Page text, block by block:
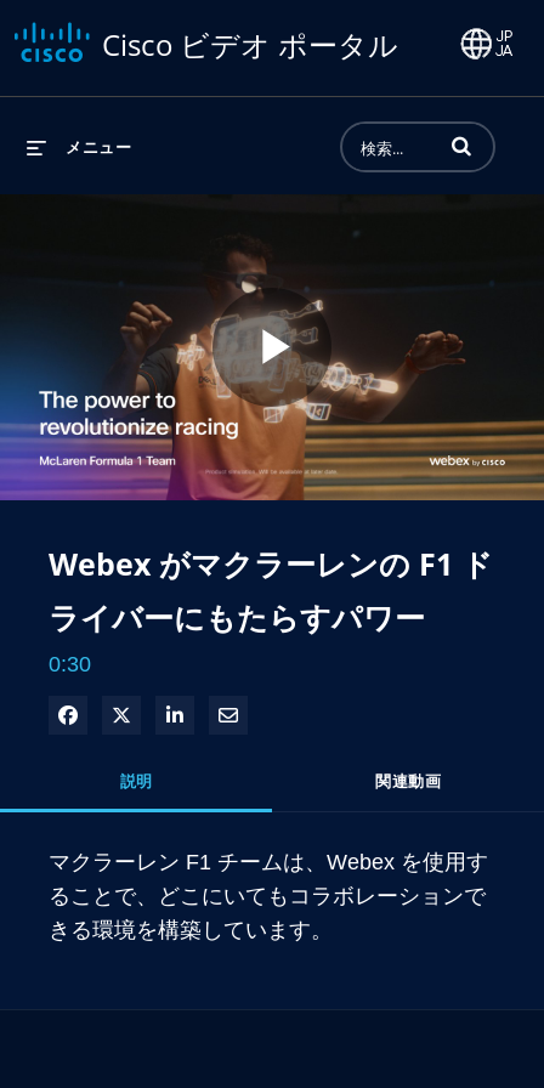
Cisco ビデオ ポータル
メニュー 動画の検索語句
Play
Webex がマクラーレンの F1 ド
ライバーにもたらすパワー
0:30
Facebook で共有
Xで共有する
LinkedIn で共有
電子メールで共有
説明 関連動画
マクラーレン F1 チームは、Webex を使用す
ることで、どこにいてもコラボレーションで
きる環境を構築しています。